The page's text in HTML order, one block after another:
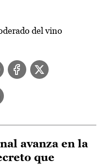
del vino
avanza en la
que